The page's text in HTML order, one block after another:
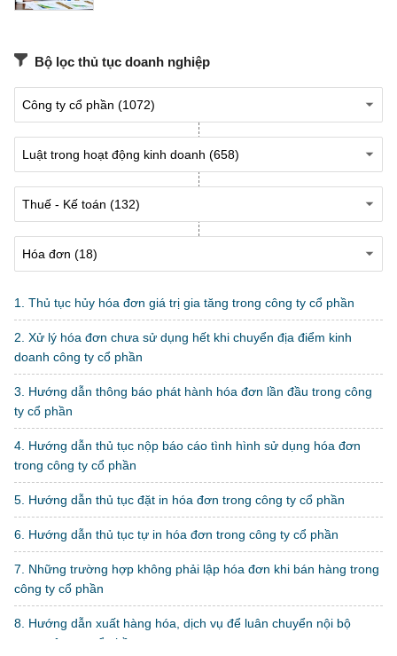
Bộ lọc thủ tục doanh nghiệp
1. Thủ tục hủy hóa đơn giá trị gia tăng trong công ty cổ phần
2. Xử lý hóa đơn chưa sử dụng hết khi chuyển địa điểm kinh
doanh công ty cổ phần
3. Hướng dẫn thông báo phát hành hóa đơn lần đầu trong công
ty cổ phần
4. Hướng dẫn thủ tục nộp báo cáo tình hình sử dụng hóa đơn
trong công ty cổ phần
5. Hướng dẫn thủ tục đặt in hóa đơn trong công ty cổ phần
6. Hướng dẫn thủ tục tự in hóa đơn trong công ty cổ phần
7. Những trường hợp không phải lập hóa đơn khi bán hàng trong
công ty cổ phần
8. Hướng dẫn xuất hàng hóa, dịch vụ để luân chuyển nội bộ
trong công ty cổ phần